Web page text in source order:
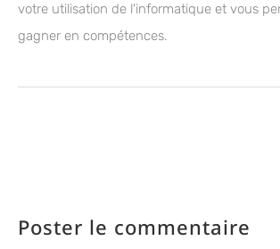
votre utilisation de l'informatique et vous
gagner en compétences.
Poster le commentaire